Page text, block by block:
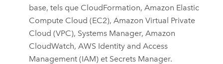
base, tels que CloudFormation,Amazon Elastic
Compute Cloud (EC2),Amazon Virtual Private
Cloud (VPC), Systems Manager,Amazon
CloudWatch,AWS Identity and Access
Management (IAM) et Secrets Manager.